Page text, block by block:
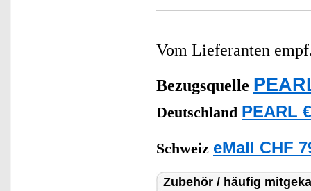
Vom Lieferanten
Bezugsquelle
Deutschland PEARL
Schweiz eMall CHF
Zubehör / häufig